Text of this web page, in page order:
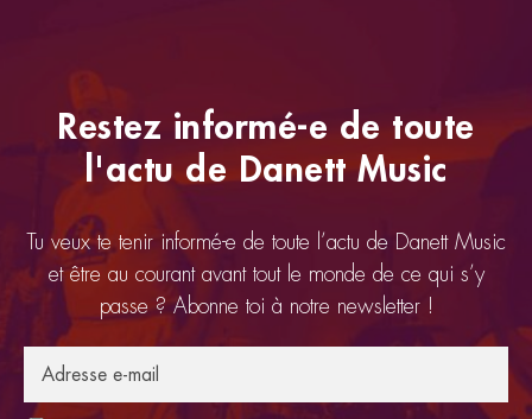
Restez informé-e de toute
l'actu de Danett Music
Tu veux te tenir informé-e de toute l’actu de Danett Music
et être au courant avant tout le monde de ce qui s’y
passe ? Abonne toi à notre newsletter !